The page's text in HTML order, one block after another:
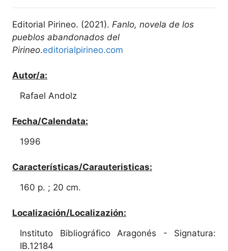
Editorial Pirineo. (2021). Fanlo, novela de los
pueblos abandonados del
Pirineo.editorialpirineo.com
Autor/a:
Rafael Andolz
Fecha/Calendata:
1996
Características/Carauteristicas:
160 p. ; 20 cm.
Localización/Localizazión:
Instituto Bibliográfico Aragonés - Signatura:
IB.12184